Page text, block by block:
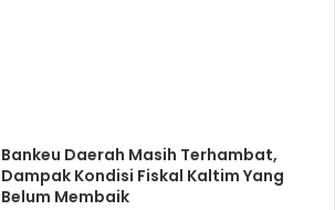
Bankeu Daerah Masih Terhambat,
Dampak Kondisi Fiskal Kaltim Yang
Belum Membaik